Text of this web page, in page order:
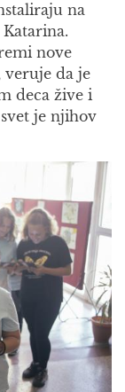
na
nove
veruje da je
deca žive i
je njihov